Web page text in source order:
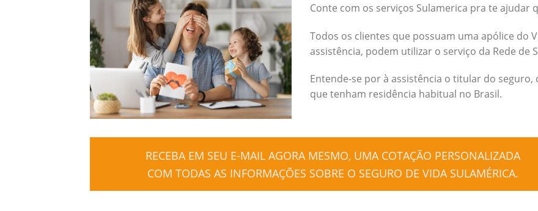
Conte com os serviços Sulamerica pra te ajudar
Todos os clientes que possuam uma apólice do
assistência, podem utilizar o serviço da Rede de
Entende-se por à assistência o titular do seguro,
que tenham residência habitual no Brasil.
RECEBA EM SEU E-MAIL AGORA MESMO, UMA COTAÇÃO PERSONALIZADA
COM TODAS AS INFORMAÇÕES SOBRE O SEGURO DE VIDA SULAMÉRICA.